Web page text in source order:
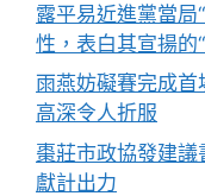
露平易近進黨當局
性，表白其宣揚的
雨燕妨礙賽完成
高深令人折服
棗莊市政協發建
獻計出力